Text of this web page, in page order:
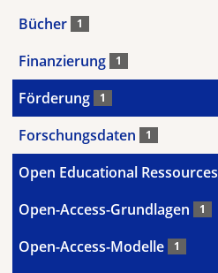
Bücher 1
Finanzierung 1
Förderung 1
Forschungsdaten 1
Open Educational Ressources
Open-Access-Grundlagen 1
Open-Access-Modelle 1